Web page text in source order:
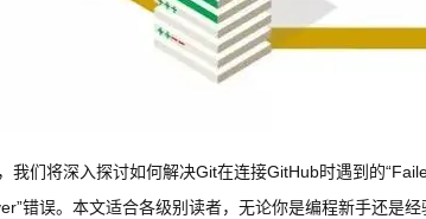
我们将深入探讨如何解决Git在连接GitHub时遇到的
错误。本文适合各级别读者，无论你是编程新手还是